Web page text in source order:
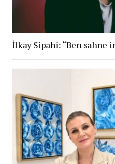
İlkay Sipahi: “Ben sahne